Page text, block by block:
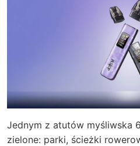
Jednym z atutów myśliwska
zielone: parki, ścieżki